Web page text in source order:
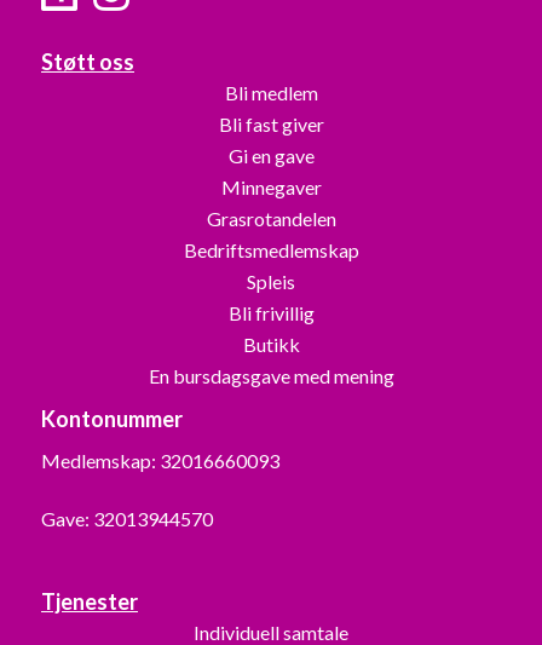
Støtt oss
Bli medlem
Bli fast giver
Gi en gave
Minnegaver
Grasrotandelen
Bedriftsmedlemskap
Spleis
Bli frivillig
Butikk
En bursdagsgave med mening
Kontonummer
Medlemskap: 32016660093
Gave: 32013944570
Tjenester
Individuell samtale